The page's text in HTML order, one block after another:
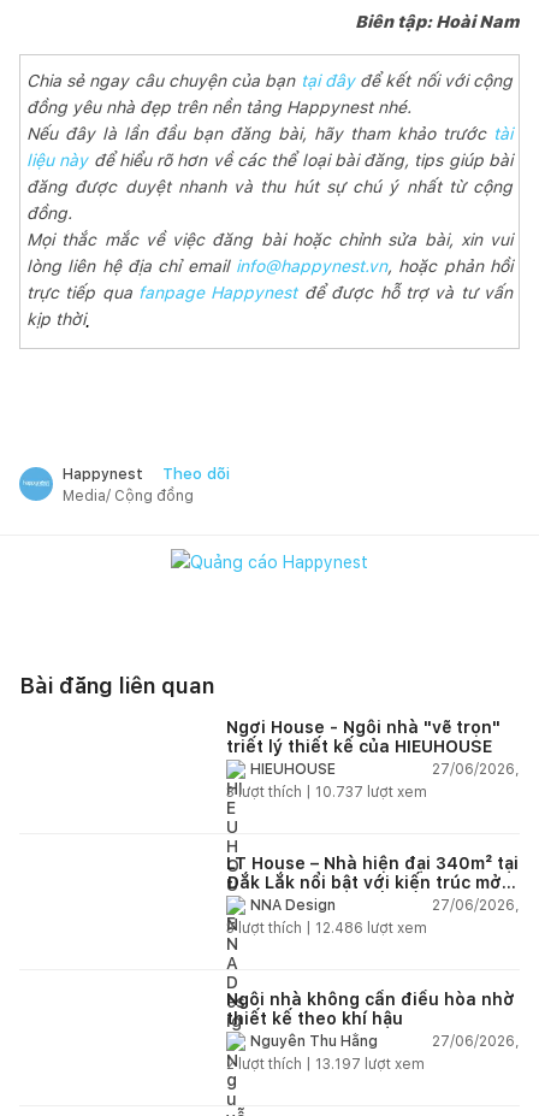
Biên tập: Hoài Nam
Chia sẻ ngay câu chuyện của bạn tại đâyđể kết nối với cộng
đồng yêu nhà đẹp trên nền tảng Happynest nhé.
Nếu đây là lần đầu bạn đăng bài, hãy tham khảo trướctài
liệu nàyđể hiểu rõ hơn về các thể loại bài đăng, tips giúp bài
đăng được duyệt nhanh và thu hút sự chú ý nhất từ cộng
đồng.
Mọi thắc mắc về việc đăng bài hoặc chỉnh sửa bài, xin vui
lòng liên hệ địa chỉ email info@happynest.vn, hoặc phản hồi
trực tiếp qua fanpage Happynestđể được hỗ trợ và tư vấn
kịp thời.
Happynest Theo dõi
Media/ Cộng đồng
Bài đăng liên quan
Ngơi House - Ngôi nhà "vẽ trọn"
triết lý thiết kế của HIEUHOUSE
HIEUHOUSE
27/06/2026,
3lượt thích | 10.737 lượt xem
LT House – Nhà hiện đại 340m² tại
Đắk Lắk nổi bật với kiến trúc mở
và hệ sân vườn kết nối thiên
nhiên
NNA Design
27/06/2026,
3lượt thích | 12.486 lượt xem
Ngôi nhà không cần điều hòa nhờ
thiết kế theo khí hậu
Nguyễn Thu Hằng
27/06/2026,
2lượt thích | 13.197 lượt xem